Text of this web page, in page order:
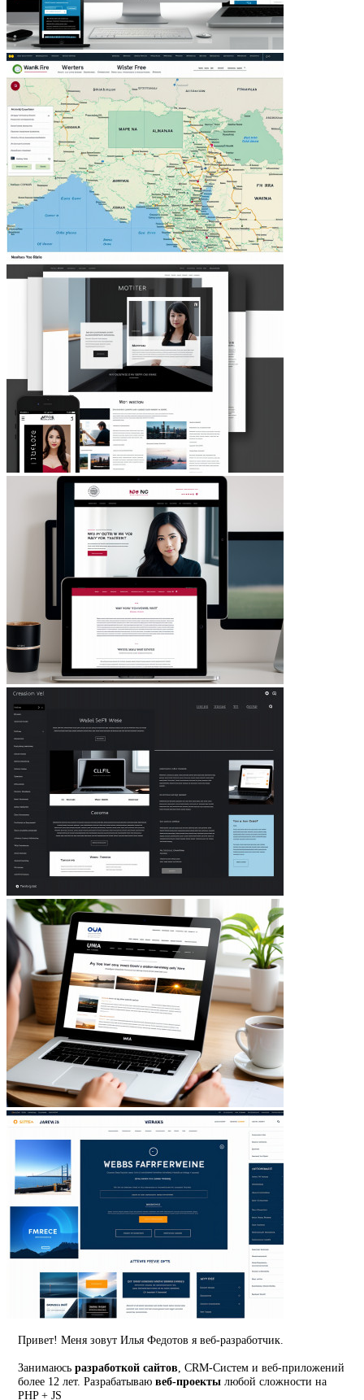
Привет! Меня зовут Илья Федотов я веб-разработчик.
Занимаюсьразработкой сайтов, CRM-Систем и веб-приложений
более 12 лет. Разрабатываювеб-проекты любой сложности на
PHP + JS